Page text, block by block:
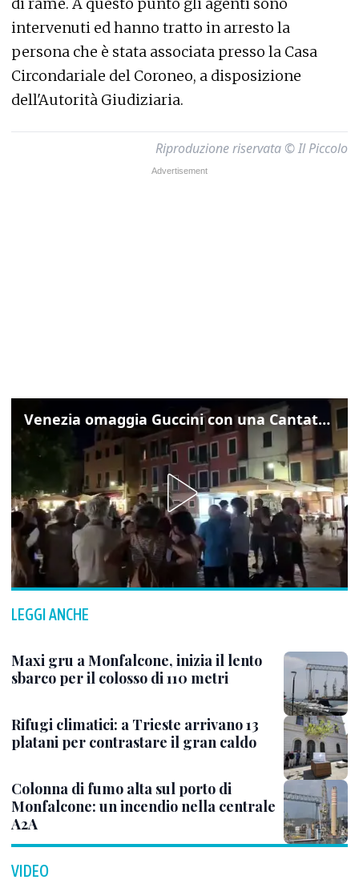
intervenuti ed hanno tratto in arresto la
persona che è stata associata presso la Casa
Circondariale del Coroneo, a disposizione
dell'Autorità Giudiziaria.
Riproduzione riservata © Il Piccolo
Venezia omaggia Guccini con una Cantata Anarchica in campo Santa Margherita
LEGGI ANCHE
Maxi gru a Monfalcone, inizia il lento
sbarco per il colosso di 110 metri
Rifugi climatici: a Trieste arrivano 13
platani per contrastare il gran caldo
Colonna di fumo alta sul porto di
Monfalcone: un incendio nella centrale
A2A
VIDEO